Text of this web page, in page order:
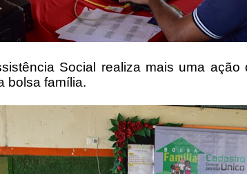
Social realiza mais uma ação
bolsa família.